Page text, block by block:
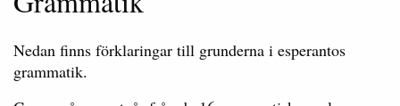
Nedan finns förklaringar till grunderna i esperantos
grammatik.